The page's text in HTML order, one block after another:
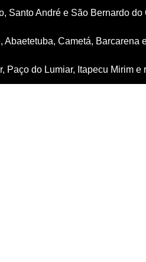
Santo André e São Bernardo do
Cametá, Barcarena
Paço do Lumiar, Itapecu Mirim e